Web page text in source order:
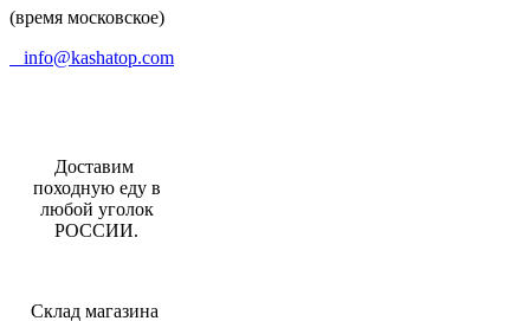
(время московское)
info@kashatop.com
Доставим
походную еду в
любой уголок
РОССИИ.
Склад магазина